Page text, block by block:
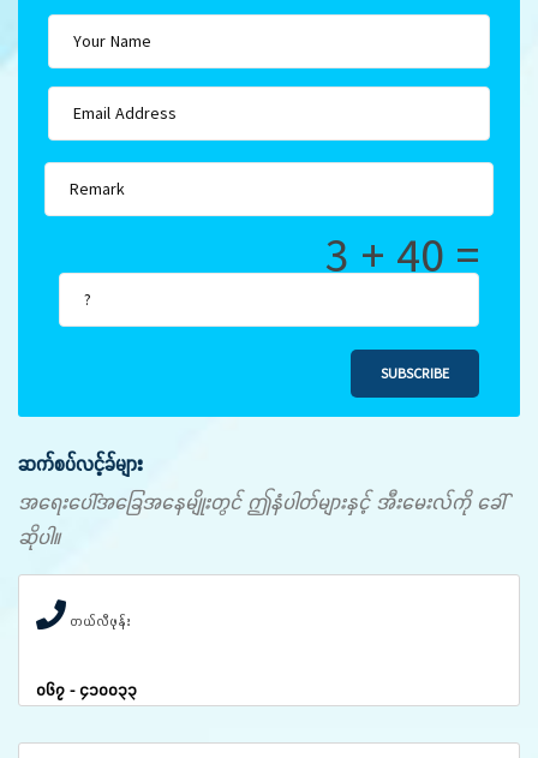
3 + 40 =
SUBSCRIBE
ဆက်စပ်လင့်ခ်များ
အရေးပေါ်အခြေအနေမျိုးတွင် ဤနံပါတ်များနှင့် အီးမေးလ်ကို ခေါ်
ဆိုပါ။
တယ်လီဖုန်း
၀၆၇ - ၄၁၀၀၃၃